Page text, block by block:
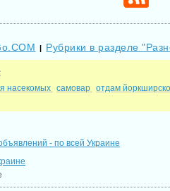
| Рубрики в разделе
насекомых самовар отдам
- по всей Украине